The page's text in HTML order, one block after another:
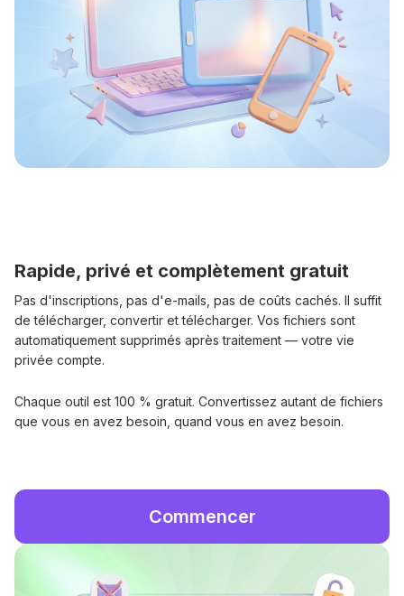
Rapide, privé et complètement gratuit
Pas d'inscriptions, pas d'e-mails, pas de coûts cachés. Il suffit
de télécharger, convertir et télécharger. Vos fichiers sont
automatiquement supprimés après traitement — votre vie
privée compte.
Chaque outil est 100 % gratuit. Convertissez autant de fichiers
que vous en avez besoin, quand vous en avez besoin.
Commencer